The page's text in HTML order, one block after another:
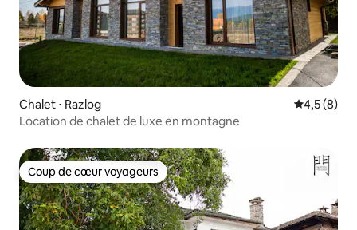
Chalet ⋅ Razlog Évaluation
4,5 (8)
Location de chalet de luxe en montagne
Coup de cœur voyageurs
Coup de cœur voyageurs